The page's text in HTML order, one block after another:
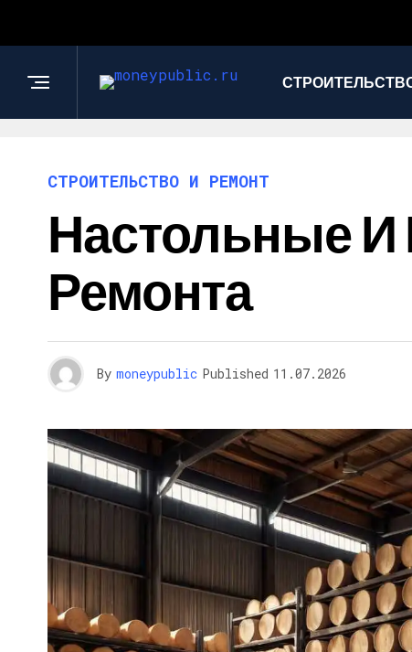
СТРОИТЕЛЬСТВО И РЕМОНТ
Настольные И
Ремонта
By moneypublic Published 11.07.2026